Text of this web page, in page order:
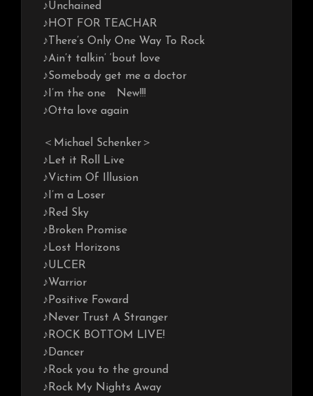
♪Unchained
♪HOT FOR TEACHAR
♪There’s Only One Way To Rock
♪Ain’t talkin’ ‘bout love
♪Somebody get me a doctor
♪I’m the one New!!!
♪Otta love again
＜Michael Schenker＞
♪Let it Roll Live
♪Victim Of Illusion
♪I’m a Loser
♪Red Sky
♪Broken Promise
♪Lost Horizons
♪ULCER
♪Warrior
♪Positive Foward
♪Never Trust A Stranger
♪ROCK BOTTOM LIVE!
♪Dancer
♪Rock you to the ground
♪Rock My Nights Away